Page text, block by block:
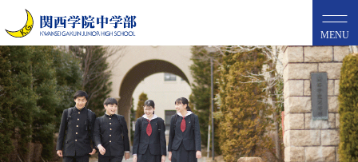
MENU